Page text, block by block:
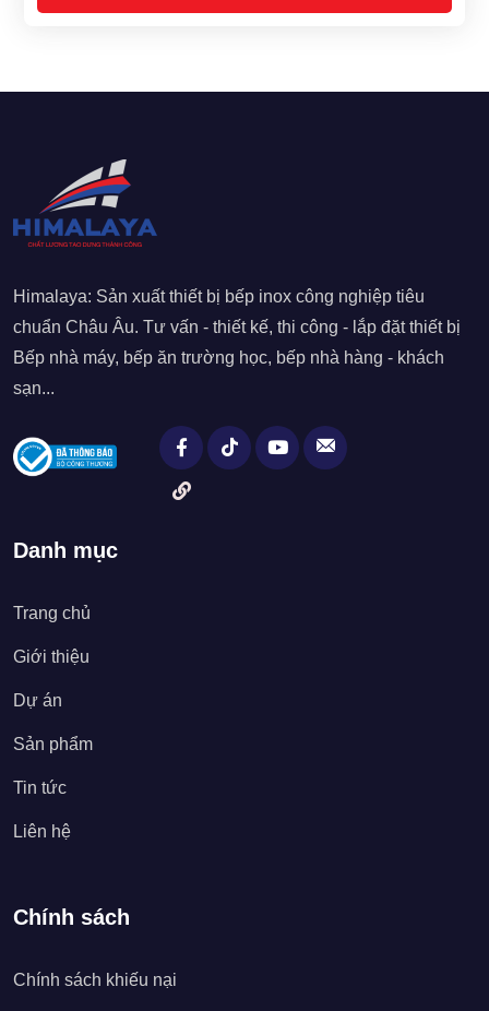
Himalaya: Sản xuất thiết bị bếp inox công nghiệp tiêu
chuẩn Châu Âu. Tư vấn - thiết kế, thi công - lắp đặt thiết bị
Bếp nhà máy, bếp ăn trường học, bếp nhà hàng - khách
sạn...
Danh mục
Trang chủ
Giới thiệu
Dự án
Sản phẩm
Tin tức
Liên hệ
Chính sách
Chính sách khiếu nại